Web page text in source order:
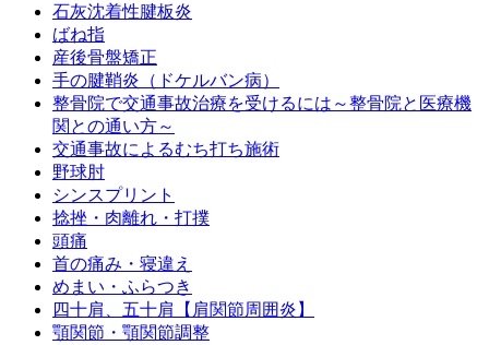
石灰沈着性腱板炎
ばね指
産後骨盤矯正
手の腱鞘炎（ドケルバン病）
整骨院で交通事故治療を受けるには～整骨院と医療機
関との通い方～
交通事故によるむち打ち施術
野球肘
シンスプリント
捻挫・肉離れ・打撲
頭痛
首の痛み・寝違え
めまい・ふらつき
四十肩、五十肩【肩関節周囲炎】
顎関節・顎関節調整